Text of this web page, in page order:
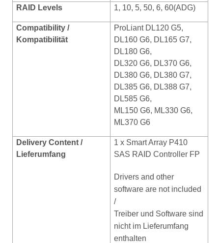
RAID Levels 1, 10, 5, 50, 6, 60(ADG)
Compatibility /
Kompatibilität
ProLiant DL120 G5,
DL160 G6, DL165 G7,
DL180 G6,
DL320 G6, DL370 G6,
DL380 G6, DL380 G7,
DL385 G6, DL388 G7,
DL585 G6,
ML150 G6, ML330 G6,
ML370 G6
Delivery Content /
Lieferumfang
1 x Smart Array P410
SAS RAID Controller FP
Drivers and other
software are not included
/
Treiber und Software sind
nicht im Lieferumfang
enthalten